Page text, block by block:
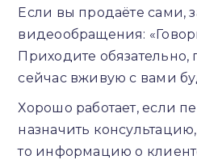
Если вы продаёте сами,
видеообращения:
Приходите обязательно,
сейчас вживую с вами
Хорошо работает, если
назначить
то информацию о